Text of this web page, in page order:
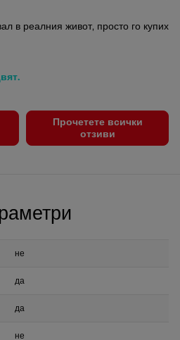
в реалния живот, просто го купих
Прочетете всички
отзиви
не
да
да
не